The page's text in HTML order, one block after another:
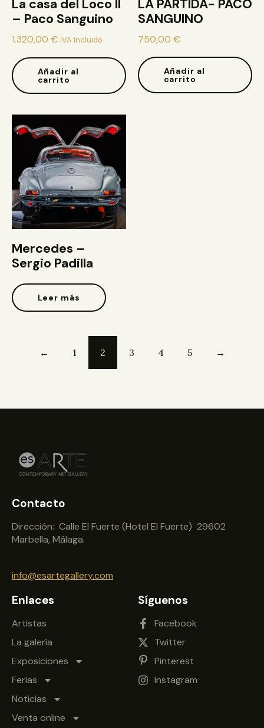
La casa del Loco II
– Paco Sanguino
1.320,00 € IVA Incluido
Añadir al
carrito
LA PARTIDA- PACO
SANGUINO
750,00 €
Añadir al
carrito
Mercedes –
Sergio Padilla
Leer más
← 1 2 3 4 5 →
Contacto
Dirección: Calle El Fuerte (Hotel El Fuerte) 29602
Marbella, Málaga.
info@esartegallery.com
Enlaces
Artistas
La galería
Exposiciones
Ferias
Noticias
Venta online
Síguenos
Facebook
Twitter
Pinterest
Instagram